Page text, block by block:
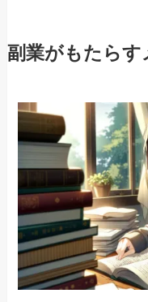
副業がもたらす